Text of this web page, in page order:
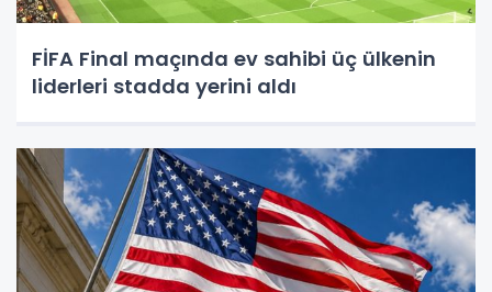
FİFA Final maçında ev sahibi üç ülkenin
liderleri stadda yerini aldı